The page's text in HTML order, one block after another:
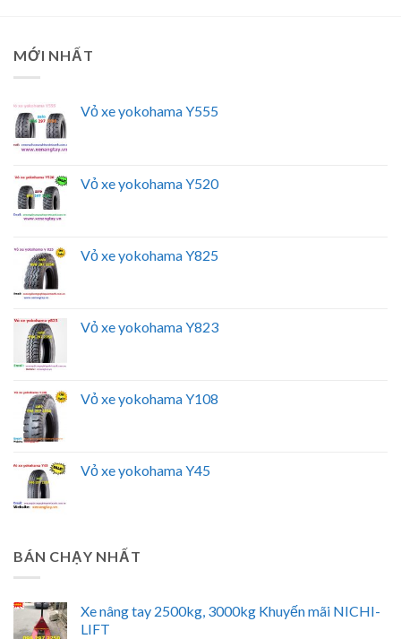
MỚI NHẤT
Vỏ xe yokohama Y555
Vỏ xe yokohama Y520
Vỏ xe yokohama Y825
Vỏ xe yokohama Y823
Vỏ xe yokohama Y108
Vỏ xe yokohama Y45
BÁN CHẠY NHẤT
Xe nâng tay 2500kg, 3000kg Khuyến mãi NICHI-
LIFT